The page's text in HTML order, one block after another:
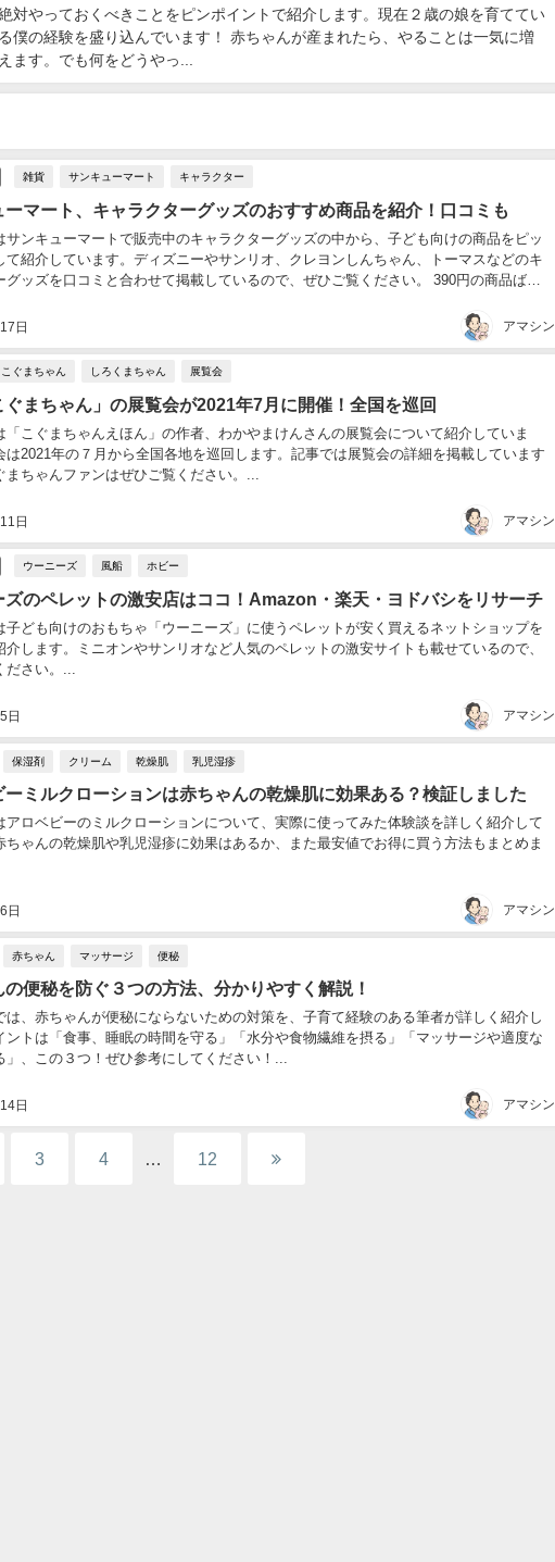
対やっておくべきことをピンポイントで紹介します。現在２歳の娘を育ててい
る僕の経験を盛り込んでいます！ 赤ちゃんが産まれたら、やることは一気に増
えます。でも何をどうやっ...
雑貨 サンキューマート キャラクター
ーマート、キャラクターグッズのおすすめ商品を紹介！口コミも
日
サンキューマートで販売中のキャラクターグッズの中から、子ども向けの商品をピッ
て紹介しています。ディズニーやサンリオ、クレヨンしんちゃん、トーマスなどのキ
ッズを口コミと合わせて掲載しているので、ぜひご覧ください。 390円の商品ばか
アマシン
こぐまちゃん しろくまちゃん 展覧会
ぐまちゃん」の展覧会が2021年7月に開催！全国を巡回
日
「こぐまちゃんえほん」の作者、わかやまけんさんの展覧会について紹介していま
は2021年の７月から全国各地を巡回します。記事では展覧会の詳細を掲載しています
まちゃんファンはぜひご覧ください。...
アマシン
ウーニーズ 風船 ホビー
ズのペレットの激安店はココ！Amazon・楽天・ヨドバシをリサーチ
日
子ども向けのおもちゃ「ウーニーズ」に使うペレットが安く買えるネットショップを
介します。ミニオンやサンリオなど人気のペレットの激安サイトも載せているので、
ださい。...
アマシン
保湿剤 クリーム 乾燥肌 乳児湿疹
ーミルクローションは赤ちゃんの乾燥肌に効果ある？検証しました
日
アロベビーのミルクローションについて、実際に使ってみた体験談を詳しく紹介して
ちゃんの乾燥肌や乳児湿疹に効果はあるか、また最安値でお得に買う方法もまとめま
アマシン
赤ちゃん マッサージ 便秘
の便秘を防ぐ３つの方法、分かりやすく解説！
日
は、赤ちゃんが便秘にならないための対策を、子育て経験のある筆者が詳しく紹介し
ントは「食事、睡眠の時間を守る」「水分や食物繊維を摂る」「マッサージや適度な
」、この３つ！ぜひ参考にしてください！...
アマシン
3 4 12